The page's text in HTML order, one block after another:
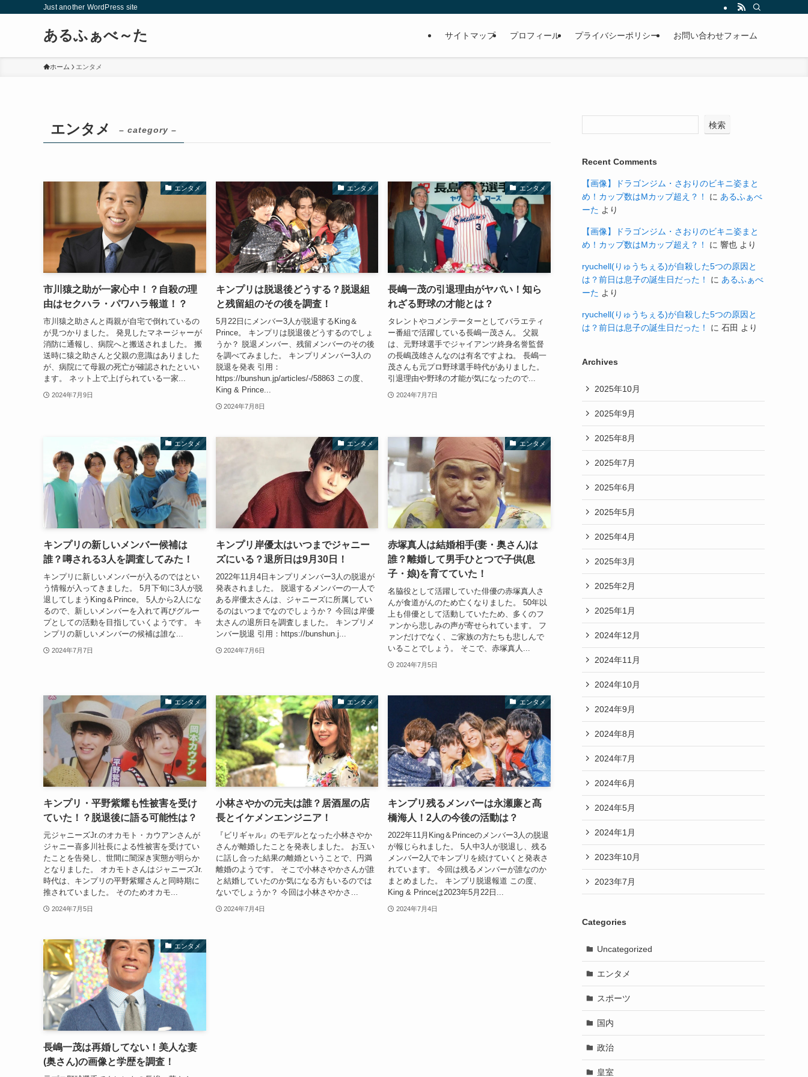
Just another WordPress site
あるふぁべ～た サイトマップ プロフィール プライバシーポリシー お問い合わせフォーム
ホーム エンタメ
エンタメ – category –
エンタメ
市川猿之助が一家心中！？自殺の理
由はセクハラ・パワハラ報道！？
市川猿之助さんと両親が自宅で倒れているの
が見つかりました。 発見したマネージャーが
消防に通報し、病院へと搬送されました。 搬
送時に猿之助さんと父親の意識はありました
が、病院にて母親の死亡が確認されたといい
ます。 ネット上で上げられている一家...
2024年7月9日
エンタメ
キンプリは脱退後どうする？脱退組
と残留組のその後を調査！
5月22日にメンバー3人が脱退するKing＆
Prince。 キンプリは脱退後どうするのでしょ
うか？ 脱退メンバー、残留メンバーのその後
を調べてみました。 キンプリメンバー3人の
脱退を発表 引用：
https://bunshun.jp/articles/-/58863 この度、
King & Prince...
2024年7月8日
エンタメ
長嶋一茂の引退理由がヤバい！知ら
れざる野球の才能とは？
タレントやコメンテーターとしてバラエティ
ー番組で活躍している長嶋一茂さん。 父親
は、元野球選手でジャイアンツ終身名誉監督
の長嶋茂雄さんなのは有名ですよね。 長嶋一
茂さんも元プロ野球選手時代がありました。
引退理由や野球の才能が気になったので...
2024年7月7日
エンタメ
キンプリの新しいメンバー候補は
誰？噂される3人を調査してみた！
キンプリに新しいメンバーが入るのではとい
う情報が入ってきました。 5月下旬に3人が脱
退してしまうKing＆Prince。 5人から2人にな
るので、新しいメンバーを入れて再びグルー
プとしての活動を目指していくようです。 キ
ンプリの新しいメンバーの候補は誰な...
2024年7月7日
エンタメ
キンプリ岸優太はいつまでジャニー
ズにいる？退所日は9月30日！
2022年11月4日キンプリメンバー3人の脱退が
発表されました。 脱退するメンバーの一人で
ある岸優太さんは、ジャニーズに所属してい
るのはいつまでなのでしょうか？ 今回は岸優
太さんの退所日を調査しました。 キンプリメ
ンバー脱退 引用：https://bunshun.j...
2024年7月6日
エンタメ
赤塚真人は結婚相手(妻・奥さん)は
誰？離婚して男手ひとつで子供(息
子・娘)を育てていた！
名脇役として活躍していた俳優の赤塚真人さ
んが食道がんのため亡くなりました。 50年以
上も俳優として活動していたため、多くのフ
ァンから悲しみの声が寄せられています。 フ
ァンだけでなく、ご家族の方たちも悲しんで
いることでしょう。 そこで、赤塚真人...
2024年7月5日
エンタメ
キンプリ・平野紫耀も性被害を受け
ていた！？脱退後に語る可能性は？
元ジャニーズJr.のオカモト・カウアンさんが
ジャニー喜多川社長による性被害を受けてい
たことを告発し、世間に闇深き実態が明らか
となりました。 オカモトさんはジャニーズJr.
時代は、キンプリの平野紫耀さんと同時期に
推されていました。 そのためオカモ...
2024年7月5日
エンタメ
小林さやかの元夫は誰？居酒屋の店
長とイケメンエンジニア！
『ビリギャル』のモデルとなった小林さやか
さんが離婚したことを発表しました。 お互い
に話し合った結果の離婚ということで、円満
離婚のようです。 そこで小林さやかさんが誰
と結婚していたのか気になる方もいるのでは
ないでしょうか？ 今回は小林さやかさ...
2024年7月4日
エンタメ
キンプリ残るメンバーは永瀬廉と髙
橋海人！2人の今後の活動は？
2022年11月King＆Princeのメンバー3人の脱退
が報じられました。 5人中3人が脱退し、残る
メンバー2人でキンプリを続けていくと発表さ
れています。 今回は残るメンバーが誰なのか
まとめました。 キンプリ脱退報道 この度、
King & Princeは2023年5月22日...
2024年7月4日
エンタメ
長嶋一茂は再婚してない！美人な妻
(奥さん)の画像と学歴を調査！
検索
Recent Comments
【画像】ドラゴンジム・さおりのビキニ姿まと
め！カップ数はMカップ超え？！
に あるふぁべ
ーた より
【画像】ドラゴンジム・さおりのビキニ姿まと
め！カップ数はMカップ超え？！
に 響也 より
ryuchell(りゅうちぇる)が自殺した5つの原因と
は？前日は息子の誕生日だった！
に あるふぁべ
ーた より
ryuchell(りゅうちぇる)が自殺した5つの原因と
は？前日は息子の誕生日だった！
に 石田 より
Archives
2025年10月
2025年9月
2025年8月
2025年7月
2025年6月
2025年5月
2025年4月
2025年3月
2025年2月
2025年1月
2024年12月
2024年11月
2024年10月
2024年9月
2024年8月
2024年7月
2024年6月
2024年5月
2024年1月
2023年10月
2023年7月
Categories
Uncategorized
エンタメ
スポーツ
国内
政治
皇室